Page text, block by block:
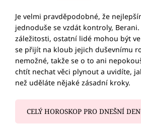
Je velmi pravděpodobné, že
jednoduše se vzdát kontroly,
záležitosti, ostatní lidé mohou být
se přijít na kloub jejich duševnímu
nemožné, takže se o to ani
chtít nechat věci plynout a uvidíte,
než uděláte nějaké zásadní kroky.
CELÝ HOROSKOP PRO DNEŠNÍ DEN